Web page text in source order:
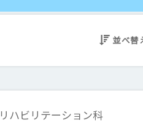
並べ替
リハビリテーション科